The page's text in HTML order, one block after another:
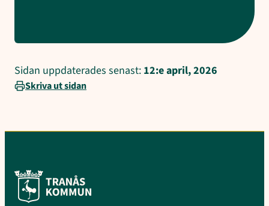
Sidan uppdaterades senast: 12:e april, 2026
Skriva ut sidan